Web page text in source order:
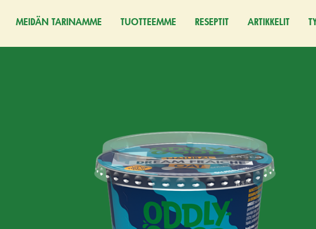
MEIDÄN TARINAMME TUOTTEEMME RESEPTIT ARTIKKELIT